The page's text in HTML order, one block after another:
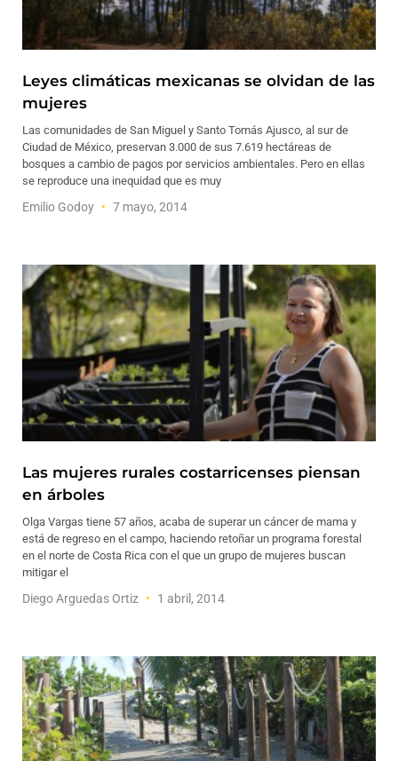
Leyes climáticas mexicanas se olvidan de las
mujeres
Las comunidades de San Miguel y Santo Tomás Ajusco, al sur de
Ciudad de México, preservan 3.000 de sus 7.619 hectáreas de
bosques a cambio de pagos por servicios ambientales. Pero en ellas
se reproduce una inequidad que es muy
Emilio Godoy 7 mayo, 2014
Las mujeres rurales costarricenses piensan
en árboles
Olga Vargas tiene 57 años, acaba de superar un cáncer de mama y
está de regreso en el campo, haciendo retoñar un programa forestal
en el norte de Costa Rica con el que un grupo de mujeres buscan
mitigar el
Diego Arguedas Ortiz 1 abril, 2014